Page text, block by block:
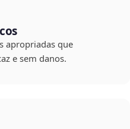
apropriadas que
e sem danos.